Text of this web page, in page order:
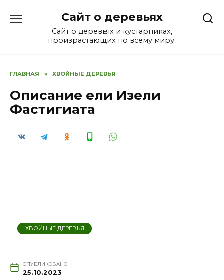
содержанию
Сайт о деревьях
Сайт о деревьях и кустарниках,
произрастающих по всему миру.
ГЛАВНАЯ » ХВОЙНЫЕ ДЕРЕВЬЯ
Описание ели Изели
Фастигиата
ХВОЙНЫЕ ДЕРЕВЬЯ
ОПУБЛИКОВАНО
25.10.2023